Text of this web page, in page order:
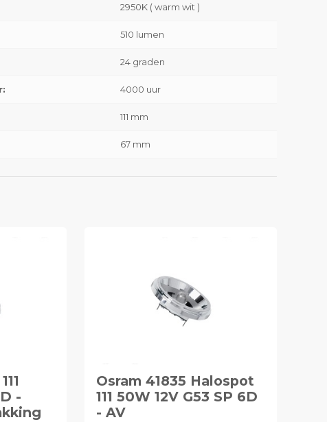
2950K ( warm wit )
510 lumen
24 graden
4000 uur
111 mm
67 mm
-
Osram 41835 Halospot
111 50W 12V G53 SP 6D
- AV